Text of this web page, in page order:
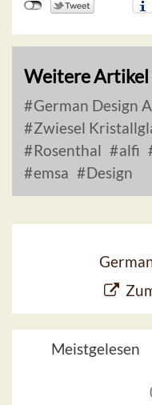
Weitere Artikel
German Design
Zwiesel
Rosenthal
alfi
emsa
Design
Meistgelesen